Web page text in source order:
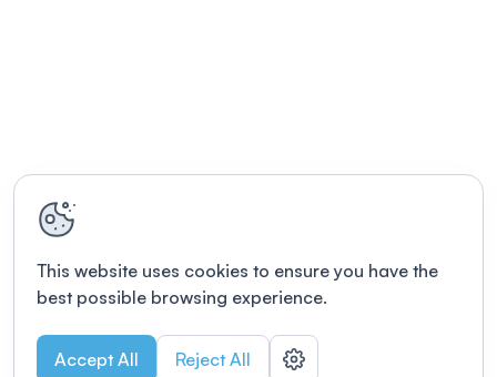
This website uses cookies to ensure you have the
best possible browsing experience.
Accept All Reject All